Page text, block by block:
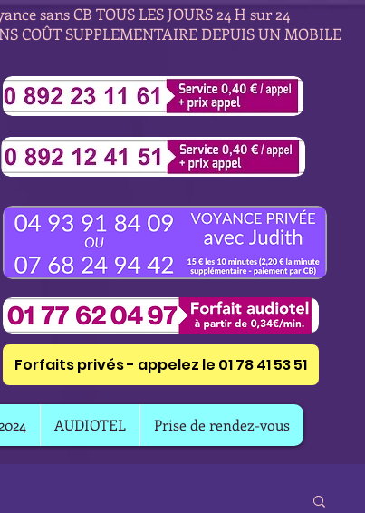
sans CB TOUS LES JOURS 24 H sur 24
COÛT SUPPLEMENTAIRE DEPUIS UN MOBILE
Forfaits privés - appelez le 01 78 41 53 51
AUDIOTEL Prise de rendez-vous